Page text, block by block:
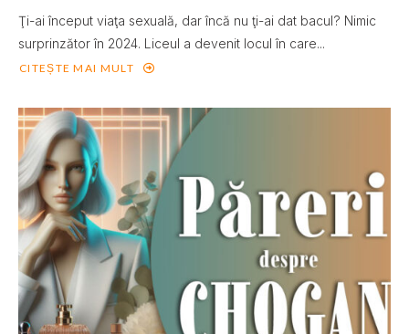
Ţi-ai început viaţa sexuală, dar încă nu ţi-ai dat bacul? Nimic
surprinzător în 2024. Liceul a devenit locul în care...
CITEȘTE MAI MULT